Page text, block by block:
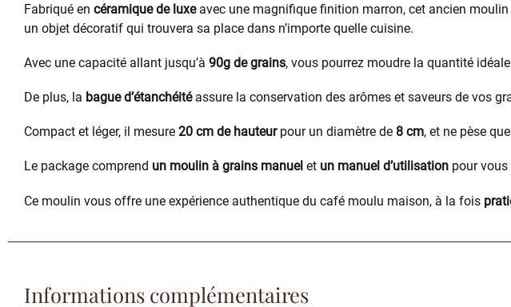
Fabriqué en céramique de luxeavec une magnifique finition marron, cet ancien
un objet décoratif qui trouvera sa place dans n’importe quelle cuisine.
Avec une capacité allant jusqu’à 90g de grains, vous pourrez moudre la quantité
De plus, la bague d’étanchéitéassure la conservation des arômes et saveurs de vos
Compact et léger, il mesure 20 cm de hauteurpour un diamètre de 8 cm, et ne pèse que
Le package comprend un moulin à grains manuel et un manuel d’utilisation pour
Ce moulin vous offre une expérience authentique du café moulu maison, à la fois
Informations complémentaires